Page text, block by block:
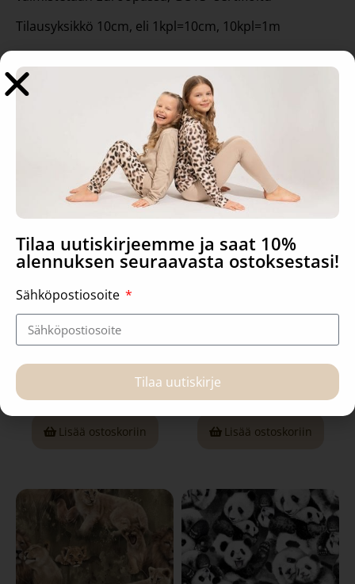
Tilausyksikkö 10cm, eli 1kpl=10cm, 10kpl=1m
Tutustu myös
Joustocollege, viileä roosa
Lisää ostoskoriin
Joustocollege, mokka
Lisää ostoskoriin
Tilaa uutiskirjeemme ja saat 10%
alennuksen seuraavasta ostoksestasi!
Sähköpostiosoite
Tilaa uutiskirje